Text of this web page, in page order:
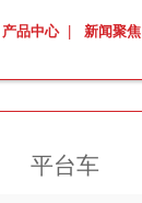
产品中心 新闻聚焦
平台车